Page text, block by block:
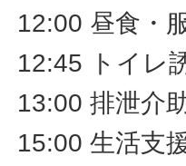
12:00 昼食・
12:45 トイレ
13:00 排泄介
15:00 生活支